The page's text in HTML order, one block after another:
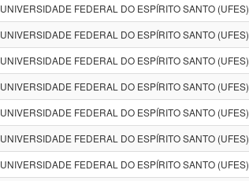
UNIVERSIDADE FEDERAL DO ESPÍRITO SANTO (UFES)
UNIVERSIDADE FEDERAL DO ESPÍRITO SANTO (UFES)
UNIVERSIDADE FEDERAL DO ESPÍRITO SANTO (UFES)
UNIVERSIDADE FEDERAL DO ESPÍRITO SANTO (UFES)
UNIVERSIDADE FEDERAL DO ESPÍRITO SANTO (UFES)
UNIVERSIDADE FEDERAL DO ESPÍRITO SANTO (UFES)
UNIVERSIDADE FEDERAL DO ESPÍRITO SANTO (UFES)